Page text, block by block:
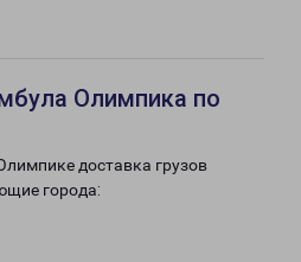
Олимпика по
доставка грузов
города: